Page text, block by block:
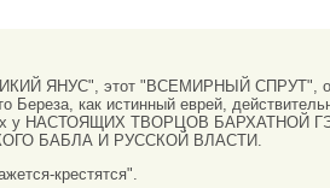
ЯНУС", этот "ВСЕМИРНЫЙ СПРУТ",
Береза, как истинный еврей,
у НАСТОЯЩИХ ТВОРЦОВ БАРХАТНОЙ
БАБЛА И РУССКОЙ ВЛАСТИ.
крестятся".